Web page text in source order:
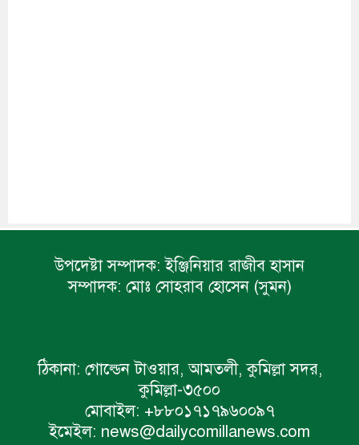
উপদেষ্টা সম্পাদক: ইঞ্জিনিয়ার রাজীব হাসান
সম্পাদক: মোঃ সোহরাব হোসেন (সুমন)
ঠিকানা: গোল্ডেন টাওয়ার, আমতলী, কুমিল্লা সদর,
কুমিল্লা-৩৫০০
মোবাইল: +৮৮০১৭১৭৯৬০০৯৭
ইমেইল: news@dailycomillanews.com